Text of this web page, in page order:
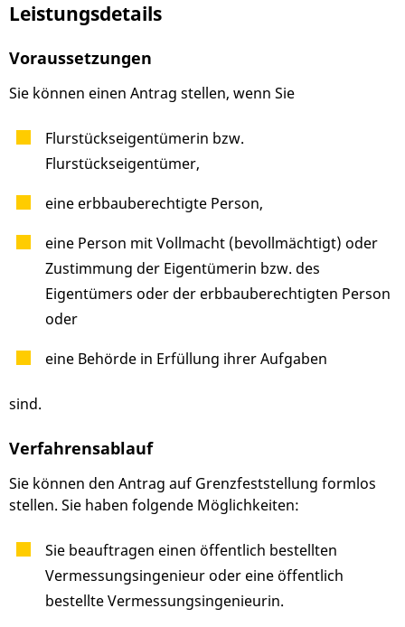
Leistungsdetails
Voraussetzungen
Sie können einen Antrag stellen, wenn Sie
Flurstückseigentümerin bzw.
Flurstückseigentümer,
eine erbbauberechtigte Person,
eine Person mit Vollmacht (bevollmächtigt) oder
Zustimmung der Eigentümerin bzw. des
Eigentümers oder der erbbauberechtigten Person
oder
eine Behörde in Erfüllung ihrer Aufgaben
sind.
Verfahrensablauf
Sie können den Antrag auf Grenzfeststellung formlos
stellen. Sie haben folgende Möglichkeiten:
Sie beauftragen einen öffentlich bestellten
Vermessungsingenieur oder eine öffentlich
bestellte Vermessungsingenieurin.